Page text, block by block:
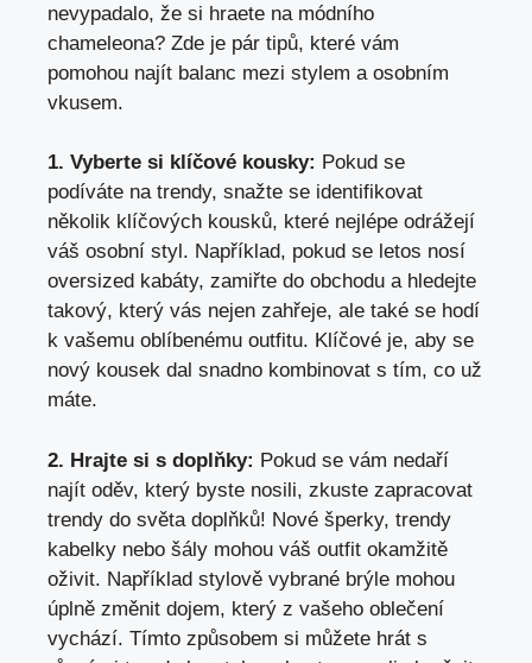
nevypadalo, že si hraete na módního
chameleona? Zde je pár tipů, které vám
pomohou najít balanc mezi stylem a osobním
vkusem.
1. Vyberte si klíčové kousky: Pokud se
podíváte na trendy, snažte se identifikovat
několik klíčových kousků, které nejlépe odrážejí
váš osobní styl. Například, pokud se letos nosí
oversized kabáty, zamiřte do obchodu a hledejte
takový, který vás nejen zahřeje, ale také se hodí
k vašemu oblíbenému outfitu. Klíčové je, aby se
nový kousek dal snadno kombinovat s tím, co už
máte.
2. Hrajte si s doplňky: Pokud se vám nedaří
najít oděv, který byste nosili, zkuste zapracovat
trendy do světa doplňků! Nové šperky, trendy
kabelky nebo šály mohou váš outfit okamžitě
oživit. Například stylově vybrané brýle mohou
úplně změnit dojem, který z vašeho oblečení
vychází. Tímto způsobem si můžete hrát s